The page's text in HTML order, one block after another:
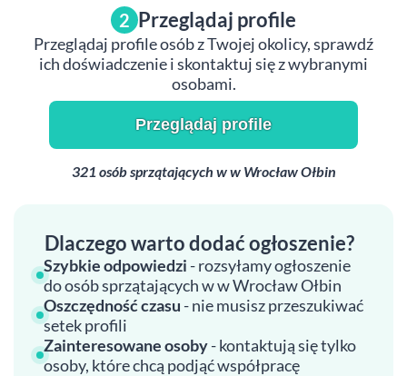
2 Przeglądaj profile
Przeglądaj profile osób z Twojej okolicy, sprawdź
ich doświadczenie i skontaktuj się z wybranymi
osobami.
Przeglądaj profile
321 osób sprzątających w w Wrocław Ołbin
Dlaczego warto dodać ogłoszenie?
Szybkie odpowiedzi - rozsyłamy ogłoszenie
do osób sprzątających w w Wrocław Ołbin
Oszczędność czasu - nie musisz przeszukiwać
setek profili
Zainteresowane osoby- kontaktują się tylko
osoby, które chcą podjąć współpracę